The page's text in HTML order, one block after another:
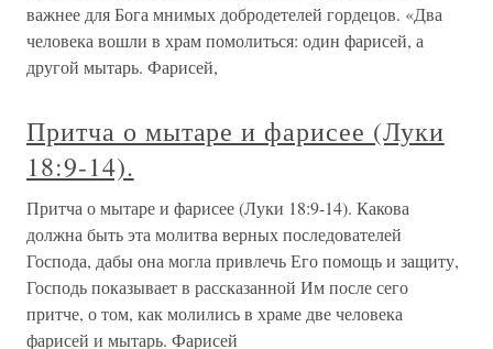
важнее для Бога мнимых добродетелей гордецов. «Два
человека вошли в храм помолиться: один фарисей, а
другой мытарь. Фарисей,
Притча о мытаре и фарисее (Луки
18:9-14).
Притча о мытаре и фарисее (Луки 18:9-14). Какова
должна быть эта молитва верных последователей
Господа, дабы она могла привлечь Его помощь и защиту,
Господь показывает в рассказанной Им после сего
притче, о том, как молились в храме две человека
фарисей и мытарь. Фарисей